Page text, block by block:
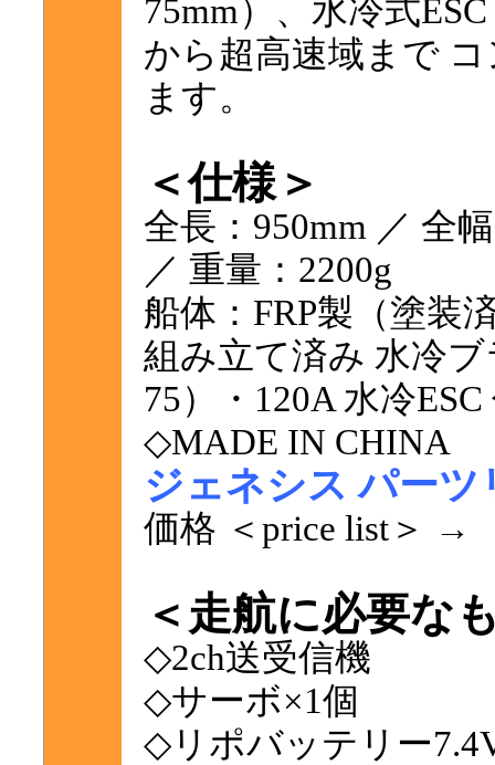
75mm）、水冷式
から超高速域まで
ます。
＜仕様＞
全長：950mm ／ 全
／ 重量：2200g
船体：FRP製（塗装
組み立て済み 水冷
75）・120A 水冷
◇MADE IN CHINA
ジェネシス パーツ
価格 ＜price list＞ →
＜走航に必要な
◇2ch送受信機
◇サーボ×1個
◇リポバッテリー